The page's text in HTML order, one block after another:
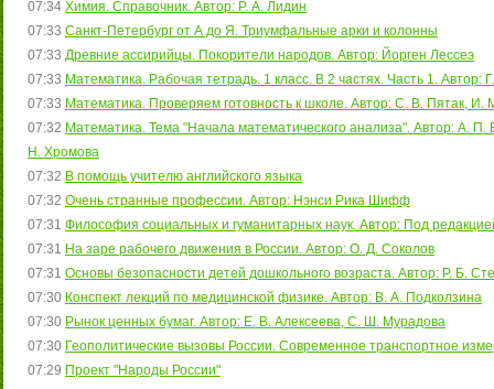
07:34 Химия. Справочник. Автор: Р. А. Лидин
07:33 Санкт-Петербург от А до Я. Триумфальные арки и колонны
07:33 Древние ассирийцы. Покорители народов. Автор: Йорген Лессеэ
07:33 Математика. Рабочая тетрадь. 1 класс. В 2 частях. Часть 1.
07:33 Математика. Проверяем готовность к школе. Автор: С. В. Пятак, И.
07:32 Математика. Тема "Начала математического анализа". Автор: А.
Н. Хромова
07:32 В помощь учителю английского языка
07:32 Очень странные профессии. Автор: Нэнси Рика Шифф
07:31 Философия социальных и гуманитарных наук. Автор: Под
07:31 На заре рабочего движения в России. Автор: О. Д. Соколов
07:31 Основы безопасности детей дошкольного возраста. Автор: Р. Б.
07:30 Конспект лекций по медицинской физике. Автор: В. А. Подколзина
07:30 Рынок ценных бумаг. Автор: Е. В. Алексеева, С. Ш. Мурадова
07:30 Геополитические вызовы России. Современное транспортное
07:29 Проект "Народы России"